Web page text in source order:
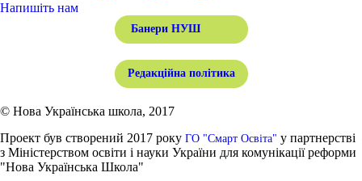
Напишіть нам
Банери НУШ
Редакційна політика
© Нова Українська школа, 2017
Проект був створений 2017 року ГО "Смарт Освіта" у партнерстві
з Міністерством освіти і науки України для комунікації реформи
"Нова Українська Школа"